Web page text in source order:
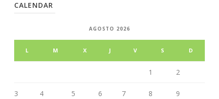
CALENDAR
AGOSTO 2026
L M X J V S D
1 2
3 4 5 6 7 8 9